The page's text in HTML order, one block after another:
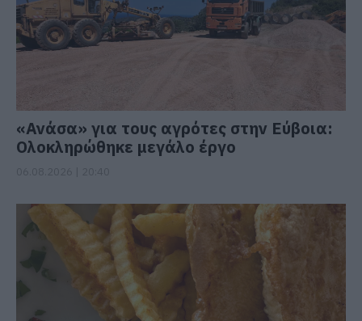
«Ανάσα» για τους αγρότες στην Εύβοια:
Ολοκληρώθηκε μεγάλο έργο